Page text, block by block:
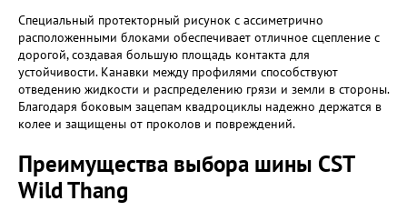
Специальный протекторный рисунок с ассиметрично
расположенными блоками обеспечивает отличное сцепление с
дорогой, создавая большую площадь контакта для
устойчивости. Канавки между профилями способствуют
отведению жидкости и распределению грязи и земли в стороны.
Благодаря боковым зацепам квадроциклы надежно держатся в
колее и защищены от проколов и повреждений.
Преимущества выбора шины CST
Wild Thang